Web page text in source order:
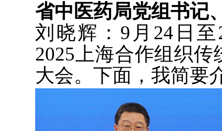
省中医药局党组书记
刘晓辉：9月24日
2025上海合作组织
大会。下面，我简要